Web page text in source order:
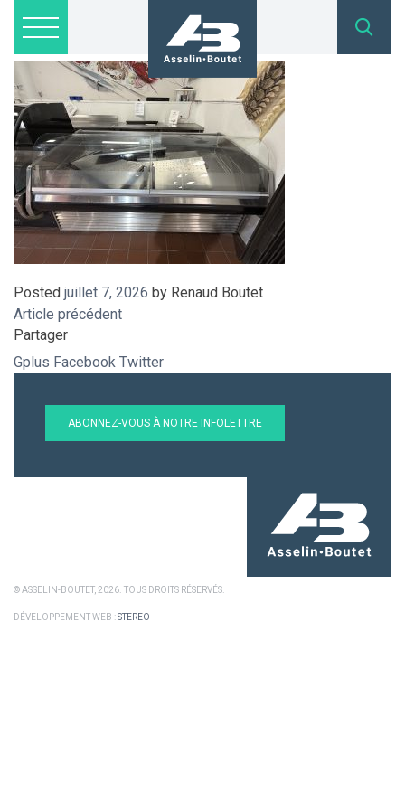
Lots disponibles
Inscription
Nous joindre
admin@asselinboutet.com
418 254-1771
IMG_8849
Posted juillet 7, 2026 by Renaud Boutet
Article précédent
Partager
Gplus Facebook Twitter
ABONNEZ-VOUS À NOTRE INFOLETTRE
© ASSELIN-BOUTET, 2026. TOUS DROITS RÉSERVÉS.
DÉVELOPPEMENT WEB :STEREO